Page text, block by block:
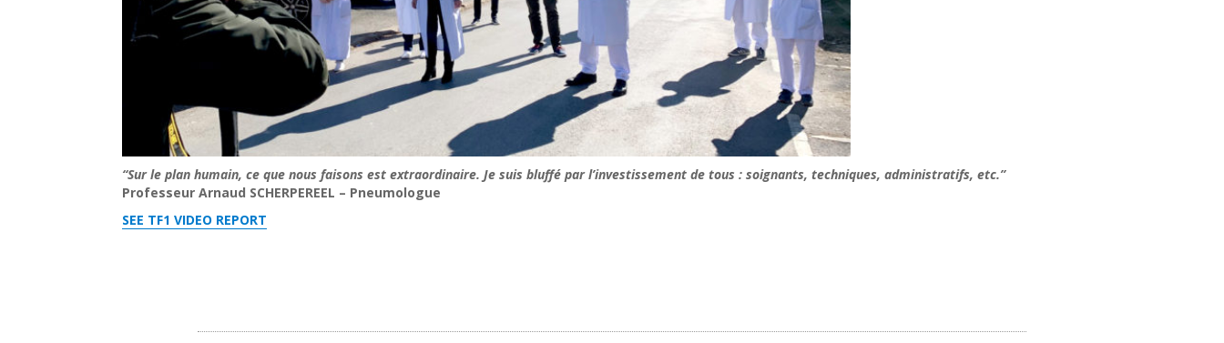
“Sur le plan humain, ce que nous faisons est extraordinaire. Je suis bluffé par l’investissement de tous : soignants, techniques, administratifs, etc.”
Professeur Arnaud SCHERPEREEL – Pneumologue
SEE TF1 VIDEO REPORT